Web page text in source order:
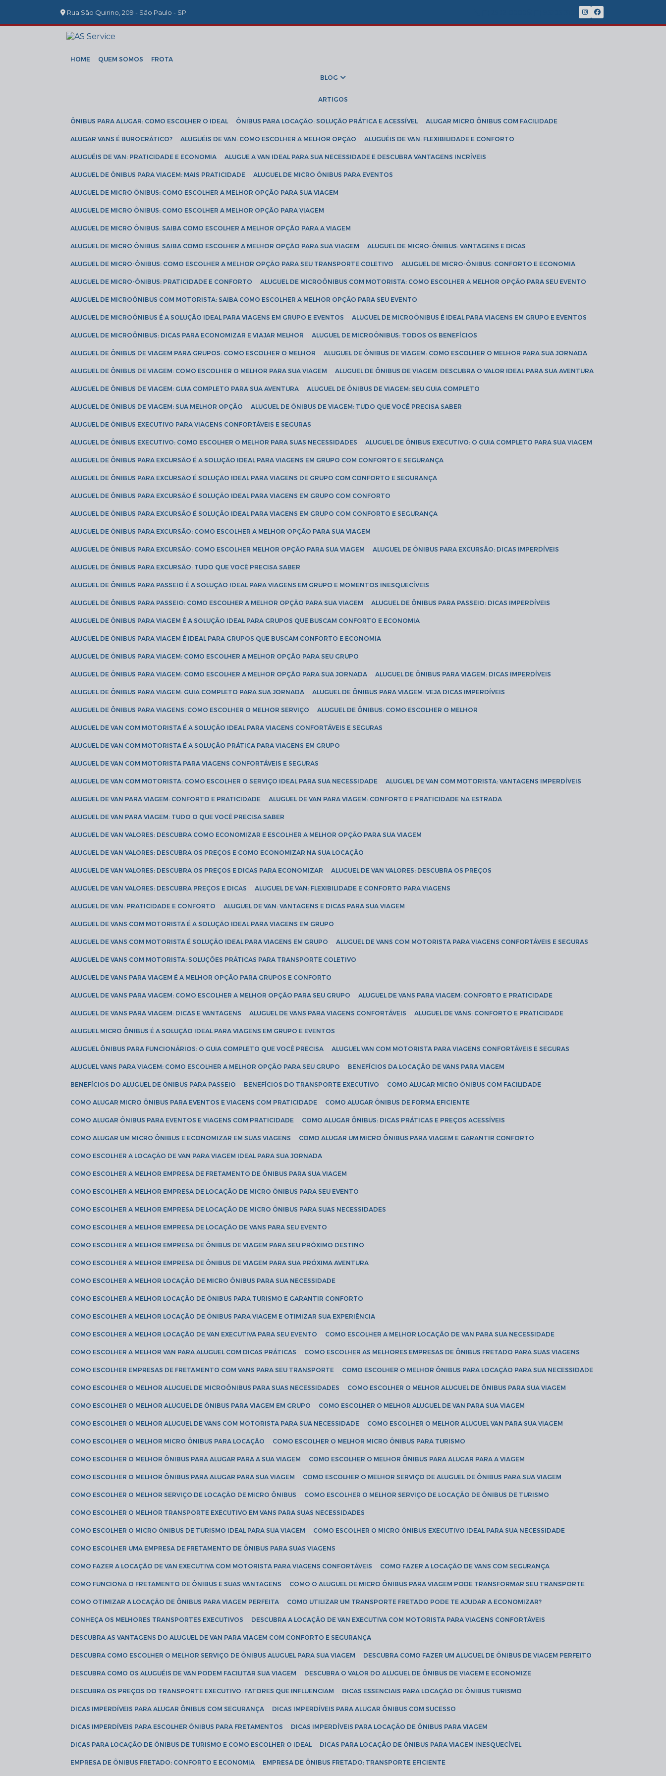
Rua São Quirino, 209 - São Paulo - SP
HOME QUEM SOMOS FROTA
BLOG
ARTIGOS
ÔNIBUS PARA ALUGAR: COMO ESCOLHER O IDEAL ÔNIBUS PARA LOCAÇÃO: SOLUÇÃO PRÁTICA E ACESSÍVEL ALUGAR MICRO ÔNIBUS COM FACILIDADE
ALUGAR VANS É BUROCRÁTICO? ALUGUÉIS DE VAN: COMO ESCOLHER A MELHOR OPÇÃO ALUGUÉIS DE VAN: FLEXIBILIDADE E CONFORTO
ALUGUÉIS DE VAN: PRATICIDADE E ECONOMIA ALUGUE A VAN IDEAL PARA SUA NECESSIDADE E DESCUBRA VANTAGENS INCRÍVEIS
ALUGUEL DE ÔNIBUS PARA VIAGEM: MAIS PRATICIDADE ALUGUEL DE MICRO ÔNIBUS PARA EVENTOS
ALUGUEL DE MICRO ÔNIBUS: COMO ESCOLHER A MELHOR OPÇÃO PARA SUA VIAGEM
ALUGUEL DE MICRO ÔNIBUS: COMO ESCOLHER A MELHOR OPÇÃO PARA VIAGEM
ALUGUEL DE MICRO ÔNIBUS: SAIBA COMO ESCOLHER A MELHOR OPÇÃO PARA A VIAGEM
ALUGUEL DE MICRO ÔNIBUS: SAIBA COMO ESCOLHER A MELHOR OPÇÃO PARA SUA VIAGEM ALUGUEL DE MICRO-ÔNIBUS: VANTAGENS E DICAS
ALUGUEL DE MICRO-ÔNIBUS: COMO ESCOLHER A MELHOR OPÇÃO PARA SEU TRANSPORTE COLETIVO ALUGUEL DE MICRO-ÔNIBUS: CONFORTO E ECONOMIA
ALUGUEL DE MICRO-ÔNIBUS: PRATICIDADE E CONFORTO ALUGUEL DE MICROÔNIBUS COM MOTORISTA: COMO ESCOLHER A MELHOR OPÇÃO PARA SEU EVENTO
ALUGUEL DE MICROÔNIBUS COM MOTORISTA: SAIBA COMO ESCOLHER A MELHOR OPÇÃO PARA SEU EVENTO
ALUGUEL DE MICROÔNIBUS É A SOLUÇÃO IDEAL PARA VIAGENS EM GRUPO E EVENTOS ALUGUEL DE MICROÔNIBUS É IDEAL PARA VIAGENS EM GRUPO E EVENTOS
ALUGUEL DE MICROÔNIBUS: DICAS PARA ECONOMIZAR E VIAJAR MELHOR ALUGUEL DE MICROÔNIBUS: TODOS OS BENEFÍCIOS
ALUGUEL DE ÔNIBUS DE VIAGEM PARA GRUPOS: COMO ESCOLHER O MELHOR ALUGUEL DE ÔNIBUS DE VIAGEM: COMO ESCOLHER O MELHOR PARA SUA JORNADA
ALUGUEL DE ÔNIBUS DE VIAGEM: COMO ESCOLHER O MELHOR PARA SUA VIAGEM ALUGUEL DE ÔNIBUS DE VIAGEM: DESCUBRA O VALOR IDEAL PARA SUA AVENTURA
ALUGUEL DE ÔNIBUS DE VIAGEM: GUIA COMPLETO PARA SUA AVENTURA ALUGUEL DE ÔNIBUS DE VIAGEM: SEU GUIA COMPLETO
ALUGUEL DE ÔNIBUS DE VIAGEM: SUA MELHOR OPÇÃO ALUGUEL DE ÔNIBUS DE VIAGEM: TUDO QUE VOCÊ PRECISA SABER
ALUGUEL DE ÔNIBUS EXECUTIVO PARA VIAGENS CONFORTÁVEIS E SEGURAS
ALUGUEL DE ÔNIBUS EXECUTIVO: COMO ESCOLHER O MELHOR PARA SUAS NECESSIDADES ALUGUEL DE ÔNIBUS EXECUTIVO: O GUIA COMPLETO PARA SUA VIAGEM
ALUGUEL DE ÔNIBUS PARA EXCURSÃO É A SOLUÇÃO IDEAL PARA VIAGENS EM GRUPO COM CONFORTO E SEGURANÇA
ALUGUEL DE ÔNIBUS PARA EXCURSÃO É SOLUÇÃO IDEAL PARA VIAGENS DE GRUPO COM CONFORTO E SEGURANÇA
ALUGUEL DE ÔNIBUS PARA EXCURSÃO É SOLUÇÃO IDEAL PARA VIAGENS EM GRUPO COM CONFORTO
ALUGUEL DE ÔNIBUS PARA EXCURSÃO É SOLUÇÃO IDEAL PARA VIAGENS EM GRUPO COM CONFORTO E SEGURANÇA
ALUGUEL DE ÔNIBUS PARA EXCURSÃO: COMO ESCOLHER A MELHOR OPÇÃO PARA SUA VIAGEM
ALUGUEL DE ÔNIBUS PARA EXCURSÃO: COMO ESCOLHER MELHOR OPÇÃO PARA SUA VIAGEM ALUGUEL DE ÔNIBUS PARA EXCURSÃO: DICAS IMPERDÍVEIS
ALUGUEL DE ÔNIBUS PARA EXCURSÃO: TUDO QUE VOCÊ PRECISA SABER
ALUGUEL DE ÔNIBUS PARA PASSEIO É A SOLUÇÃO IDEAL PARA VIAGENS EM GRUPO E MOMENTOS INESQUECÍVEIS
ALUGUEL DE ÔNIBUS PARA PASSEIO: COMO ESCOLHER A MELHOR OPÇÃO PARA SUA VIAGEM ALUGUEL DE ÔNIBUS PARA PASSEIO: DICAS IMPERDÍVEIS
ALUGUEL DE ÔNIBUS PARA VIAGEM É A SOLUÇÃO IDEAL PARA GRUPOS QUE BUSCAM CONFORTO E ECONOMIA
ALUGUEL DE ÔNIBUS PARA VIAGEM É IDEAL PARA GRUPOS QUE BUSCAM CONFORTO E ECONOMIA
ALUGUEL DE ÔNIBUS PARA VIAGEM: COMO ESCOLHER A MELHOR OPÇÃO PARA SEU GRUPO
ALUGUEL DE ÔNIBUS PARA VIAGEM: COMO ESCOLHER A MELHOR OPÇÃO PARA SUA JORNADA ALUGUEL DE ÔNIBUS PARA VIAGEM: DICAS IMPERDÍVEIS
ALUGUEL DE ÔNIBUS PARA VIAGEM: GUIA COMPLETO PARA SUA JORNADA ALUGUEL DE ÔNIBUS PARA VIAGEM: VEJA DICAS IMPERDÍVEIS
ALUGUEL DE ÔNIBUS PARA VIAGENS: COMO ESCOLHER O MELHOR SERVIÇO ALUGUEL DE ÔNIBUS: COMO ESCOLHER O MELHOR
ALUGUEL DE VAN COM MOTORISTA É A SOLUÇÃO IDEAL PARA VIAGENS CONFORTÁVEIS E SEGURAS
ALUGUEL DE VAN COM MOTORISTA É A SOLUÇÃO PRÁTICA PARA VIAGENS EM GRUPO
ALUGUEL DE VAN COM MOTORISTA PARA VIAGENS CONFORTÁVEIS E SEGURAS
ALUGUEL DE VAN COM MOTORISTA: COMO ESCOLHER O SERVIÇO IDEAL PARA SUA NECESSIDADE ALUGUEL DE VAN COM MOTORISTA: VANTAGENS IMPERDÍVEIS
ALUGUEL DE VAN PARA VIAGEM: CONFORTO E PRATICIDADE ALUGUEL DE VAN PARA VIAGEM: CONFORTO E PRATICIDADE NA ESTRADA
ALUGUEL DE VAN PARA VIAGEM: TUDO O QUE VOCÊ PRECISA SABER
ALUGUEL DE VAN VALORES: DESCUBRA COMO ECONOMIZAR E ESCOLHER A MELHOR OPÇÃO PARA SUA VIAGEM
ALUGUEL DE VAN VALORES: DESCUBRA OS PREÇOS E COMO ECONOMIZAR NA SUA LOCAÇÃO
ALUGUEL DE VAN VALORES: DESCUBRA OS PREÇOS E DICAS PARA ECONOMIZAR ALUGUEL DE VAN VALORES: DESCUBRA OS PREÇOS
ALUGUEL DE VAN VALORES: DESCUBRA PREÇOS E DICAS ALUGUEL DE VAN: FLEXIBILIDADE E CONFORTO PARA VIAGENS
ALUGUEL DE VAN: PRATICIDADE E CONFORTO ALUGUEL DE VAN: VANTAGENS E DICAS PARA SUA VIAGEM
ALUGUEL DE VANS COM MOTORISTA É A SOLUÇÃO IDEAL PARA VIAGENS EM GRUPO
ALUGUEL DE VANS COM MOTORISTA É SOLUÇÃO IDEAL PARA VIAGENS EM GRUPO ALUGUEL DE VANS COM MOTORISTA PARA VIAGENS CONFORTÁVEIS E SEGURAS
ALUGUEL DE VANS COM MOTORISTA: SOLUÇÕES PRÁTICAS PARA TRANSPORTE COLETIVO
ALUGUEL DE VANS PARA VIAGEM É A MELHOR OPÇÃO PARA GRUPOS E CONFORTO
ALUGUEL DE VANS PARA VIAGEM: COMO ESCOLHER A MELHOR OPÇÃO PARA SEU GRUPO ALUGUEL DE VANS PARA VIAGEM: CONFORTO E PRATICIDADE
ALUGUEL DE VANS PARA VIAGEM: DICAS E VANTAGENS ALUGUEL DE VANS PARA VIAGENS CONFORTÁVEIS ALUGUEL DE VANS: CONFORTO E PRATICIDADE
ALUGUEL MICRO ÔNIBUS É A SOLUÇÃO IDEAL PARA VIAGENS EM GRUPO E EVENTOS
ALUGUEL ÔNIBUS PARA FUNCIONÁRIOS: O GUIA COMPLETO QUE VOCÊ PRECISA ALUGUEL VAN COM MOTORISTA PARA VIAGENS CONFORTÁVEIS E SEGURAS
ALUGUEL VANS PARA VIAGEM: COMO ESCOLHER A MELHOR OPÇÃO PARA SEU GRUPO BENEFÍCIOS DA LOCAÇÃO DE VANS PARA VIAGEM
BENEFÍCIOS DO ALUGUEL DE ÔNIBUS PARA PASSEIO BENEFÍCIOS DO TRANSPORTE EXECUTIVO COMO ALUGAR MICRO ÔNIBUS COM FACILIDADE
COMO ALUGAR MICRO ÔNIBUS PARA EVENTOS E VIAGENS COM PRATICIDADE COMO ALUGAR ÔNIBUS DE FORMA EFICIENTE
COMO ALUGAR ÔNIBUS PARA EVENTOS E VIAGENS COM PRATICIDADE COMO ALUGAR ÔNIBUS: DICAS PRÁTICAS E PREÇOS ACESSÍVEIS
COMO ALUGAR UM MICRO ÔNIBUS E ECONOMIZAR EM SUAS VIAGENS COMO ALUGAR UM MICRO ÔNIBUS PARA VIAGEM E GARANTIR CONFORTO
COMO ESCOLHER A LOCAÇÃO DE VAN PARA VIAGEM IDEAL PARA SUA JORNADA
COMO ESCOLHER A MELHOR EMPRESA DE FRETAMENTO DE ÔNIBUS PARA SUA VIAGEM
COMO ESCOLHER A MELHOR EMPRESA DE LOCAÇÃO DE MICRO ÔNIBUS PARA SEU EVENTO
COMO ESCOLHER A MELHOR EMPRESA DE LOCAÇÃO DE MICRO ÔNIBUS PARA SUAS NECESSIDADES
COMO ESCOLHER A MELHOR EMPRESA DE LOCAÇÃO DE VANS PARA SEU EVENTO
COMO ESCOLHER A MELHOR EMPRESA DE ÔNIBUS DE VIAGEM PARA SEU PRÓXIMO DESTINO
COMO ESCOLHER A MELHOR EMPRESA DE ÔNIBUS DE VIAGEM PARA SUA PRÓXIMA AVENTURA
COMO ESCOLHER A MELHOR LOCAÇÃO DE MICRO ÔNIBUS PARA SUA NECESSIDADE
COMO ESCOLHER A MELHOR LOCAÇÃO DE ÔNIBUS PARA TURISMO E GARANTIR CONFORTO
COMO ESCOLHER A MELHOR LOCAÇÃO DE ÔNIBUS PARA VIAGEM E OTIMIZAR SUA EXPERIÊNCIA
COMO ESCOLHER A MELHOR LOCAÇÃO DE VAN EXECUTIVA PARA SEU EVENTO COMO ESCOLHER A MELHOR LOCAÇÃO DE VAN PARA SUA NECESSIDADE
COMO ESCOLHER A MELHOR VAN PARA ALUGUEL COM DICAS PRÁTICAS COMO ESCOLHER AS MELHORES EMPRESAS DE ÔNIBUS FRETADO PARA SUAS VIAGENS
COMO ESCOLHER EMPRESAS DE FRETAMENTO COM VANS PARA SEU TRANSPORTE COMO ESCOLHER O MELHOR ÔNIBUS PARA LOCAÇÃO PARA SUA NECESSIDADE
COMO ESCOLHER O MELHOR ALUGUEL DE MICROÔNIBUS PARA SUAS NECESSIDADES COMO ESCOLHER O MELHOR ALUGUEL DE ÔNIBUS PARA SUA VIAGEM
COMO ESCOLHER O MELHOR ALUGUEL DE ÔNIBUS PARA VIAGEM EM GRUPO COMO ESCOLHER O MELHOR ALUGUEL DE VAN PARA SUA VIAGEM
COMO ESCOLHER O MELHOR ALUGUEL DE VANS COM MOTORISTA PARA SUA NECESSIDADE COMO ESCOLHER O MELHOR ALUGUEL VAN PARA SUA VIAGEM
COMO ESCOLHER O MELHOR MICRO ÔNIBUS PARA LOCAÇÃO COMO ESCOLHER O MELHOR MICRO ÔNIBUS PARA TURISMO
COMO ESCOLHER O MELHOR ÔNIBUS PARA ALUGAR PARA A SUA VIAGEM COMO ESCOLHER O MELHOR ÔNIBUS PARA ALUGAR PARA A VIAGEM
COMO ESCOLHER O MELHOR ÔNIBUS PARA ALUGAR PARA SUA VIAGEM COMO ESCOLHER O MELHOR SERVIÇO DE ALUGUEL DE ÔNIBUS PARA SUA VIAGEM
COMO ESCOLHER O MELHOR SERVIÇO DE LOCAÇÃO DE MICRO ÔNIBUS COMO ESCOLHER O MELHOR SERVIÇO DE LOCAÇÃO DE ÔNIBUS DE TURISMO
COMO ESCOLHER O MELHOR TRANSPORTE EXECUTIVO EM VANS PARA SUAS NECESSIDADES
COMO ESCOLHER O MICRO ÔNIBUS DE TURISMO IDEAL PARA SUA VIAGEM COMO ESCOLHER O MICRO ÔNIBUS EXECUTIVO IDEAL PARA SUA NECESSIDADE
COMO ESCOLHER UMA EMPRESA DE FRETAMENTO DE ÔNIBUS PARA SUAS VIAGENS
COMO FAZER A LOCAÇÃO DE VAN EXECUTIVA COM MOTORISTA PARA VIAGENS CONFORTÁVEIS COMO FAZER A LOCAÇÃO DE VANS COM SEGURANÇA
COMO FUNCIONA O FRETAMENTO DE ÔNIBUS E SUAS VANTAGENS COMO O ALUGUEL DE MICRO ÔNIBUS PARA VIAGEM PODE TRANSFORMAR SEU TRANSPORTE
COMO OTIMIZAR A LOCAÇÃO DE ÔNIBUS PARA VIAGEM PERFEITA COMO UTILIZAR UM TRANSPORTE FRETADO PODE TE AJUDAR A ECONOMIZAR?
CONHEÇA OS MELHORES TRANSPORTES EXECUTIVOS DESCUBRA A LOCAÇÃO DE VAN EXECUTIVA COM MOTORISTA PARA VIAGENS CONFORTÁVEIS
DESCUBRA AS VANTAGENS DO ALUGUEL DE VAN PARA VIAGEM COM CONFORTO E SEGURANÇA
DESCUBRA COMO ESCOLHER O MELHOR SERVIÇO DE ÔNIBUS ALUGUEL PARA SUA VIAGEM DESCUBRA COMO FAZER UM ALUGUEL DE ÔNIBUS DE VIAGEM PERFEITO
DESCUBRA COMO OS ALUGUÉIS DE VAN PODEM FACILITAR SUA VIAGEM DESCUBRA O VALOR DO ALUGUEL DE ÔNIBUS DE VIAGEM E ECONOMIZE
DESCUBRA OS PREÇOS DO TRANSPORTE EXECUTIVO: FATORES QUE INFLUENCIAM DICAS ESSENCIAIS PARA LOCAÇÃO DE ÔNIBUS TURISMO
DICAS IMPERDÍVEIS PARA ALUGAR ÔNIBUS COM SEGURANÇA DICAS IMPERDÍVEIS PARA ALUGAR ÔNIBUS COM SUCESSO
DICAS IMPERDÍVEIS PARA ESCOLHER ÔNIBUS PARA FRETAMENTOS DICAS IMPERDÍVEIS PARA LOCAÇÃO DE ÔNIBUS PARA VIAGEM
DICAS PARA LOCAÇÃO DE ÔNIBUS DE TURISMO E COMO ESCOLHER O IDEAL DICAS PARA LOCAÇÃO DE ÔNIBUS PARA VIAGEM INESQUECÍVEL
EMPRESA DE ÔNIBUS FRETADO: CONFORTO E ECONOMIA EMPRESA DE ÔNIBUS FRETADO: TRANSPORTE EFICIENTE